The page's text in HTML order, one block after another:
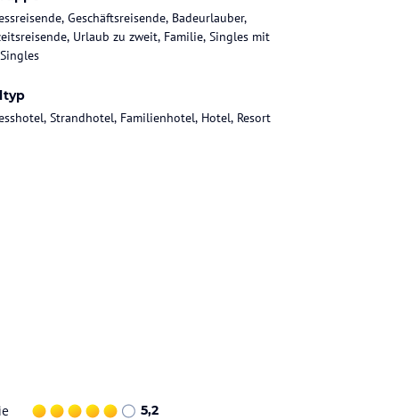
Geschäftsreisende, Badeurlauber,
Urlaub zu zweit, Familie, Singles mit
Strandhotel, Familienhotel, Hotel, Resort
5,2